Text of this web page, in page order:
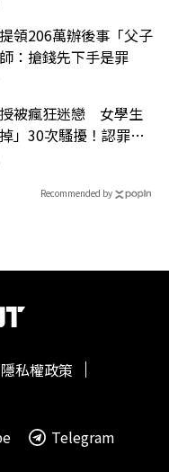
領206萬辦後事「父子
：搶錢先下手是罪
被瘋狂迷戀 女學生
」30次騷擾！認罪免
Recommended by
隱私權政策
Telegram